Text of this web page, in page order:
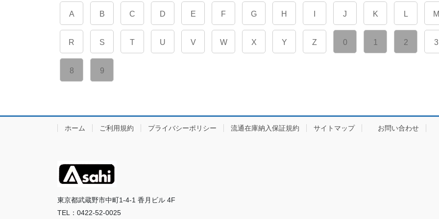
A B C D E F G H J K L M
R S T U V W X Y Z 0 1 2 3
8 9
ホーム ご利用規約 プライバシーポリシー 流通在庫納入保証規約 サイトマップ お問い合わせ
東京都武蔵野市中町1-4-1 香月ビル 4F
TEL：0422-52-0025